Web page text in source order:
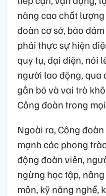
nâng cao chất
đoàn cơ sở, bảo
phải thực sự hiện
quy tụ, đại diện, nói
người lao động, qua
gắn bó và vai trò
Công đoàn trong
Ngoài ra, Công
mạnh các phong
động đoàn viên,
ngừng học tập,
môn, kỹ năng nghề,